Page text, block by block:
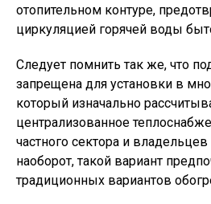
отопительном контуре,
циркуляцией горячей воды
Следует помнить так же, что
запрещена для установки в
который изначально
централизованное
частного сектора и
наоборот, такой вариант
традиционных вариантов